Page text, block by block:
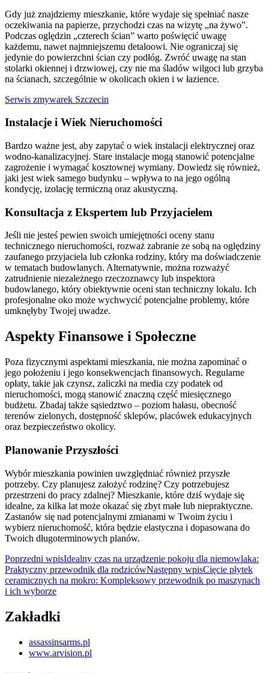
Gdy już znajdziemy mieszkanie, które wydaje się spełniać nasze
oczekiwania na papierze, przychodzi czas na wizytę „na żywo”.
Podczas oględzin „czterech ścian” warto poświęcić uwagę
każdemu, nawet najmniejszemu detaloowi. Nie ograniczaj się
jedynie do powierzchni ścian czy podłóg. Zwróć uwagę na stan
stolarki okiennej i drzwiowej, czy nie ma śladów wilgoci lub grzyba
na ścianach, szczególnie w okolicach okien i w łazience.
Serwis zmywarek Szczecin
Instalacje i Wiek Nieruchomości
Bardzo ważne jest, aby zapytać o wiek instalacji elektrycznej oraz
wodno-kanalizacyjnej. Stare instalacje mogą stanowić potencjalne
zagrożenie i wymagać kosztownej wymiany. Dowiedz się również,
jaki jest wiek samego budynku – wpływa to na jego ogólną
kondycję, izolację termiczną oraz akustyczną.
Konsultacja z Ekspertem lub Przyjacielem
Jeśli nie jesteś pewien swoich umiejętności oceny stanu
technicznego nieruchomości, rozważ zabranie ze sobą na oględziny
zaufanego przyjaciela lub członka rodziny, który ma doświadczenie
w tematach budowlanych. Alternatywnie, można rozważyć
zatrudnienie niezależnego rzeczoznawcy lub inspektora
budowlanego, który obiektywnie oceni stan techniczny lokalu. Ich
profesjonalne oko może wychwycić potencjalne problemy, które
umknęłyby Twojej uwadze.
Aspekty Finansowe i Społeczne
Poza fizycznymi aspektami mieszkania, nie można zapominać o
jego położeniu i jego konsekwencjach finansowych. Regularne
opłaty, takie jak czynsz, zaliczki na media czy podatek od
nieruchomości, mogą stanowić znaczną część miesięcznego
budżetu. Zbadaj także sąsiedztwo – poziom hałasu, obecność
terenów zielonych, dostępność sklepów, placówek edukacyjnych
oraz bezpieczeństwo okolicy.
Planowanie Przyszłości
Wybór mieszkania powinien uwzględniać również przyszłe
potrzeby. Czy planujesz założyć rodzinę? Czy potrzebujesz
przestrzeni do pracy zdalnej? Mieszkanie, które dziś wydaje się
idealne, za kilka lat może okazać się zbyt małe lub niepraktyczne.
Zastanów się nad potencjalnymi zmianami w Twoim życiu i
wybierz nieruchomość, która będzie elastyczna i dopasowana do
Twoich długoterminowych planów.
Nawigacja
wpisu
Poprzedni wpisIdealny czas na urządzenie pokoju dla niemowlaka:
Praktyczny przewodnik dla rodzicówNastępny wpisCięcie płytek
ceramicznych na mokro: Kompleksowy przewodnik po maszynach
i ich wyborze
Zakładki
assassinsarms.pl
www.arvision.pl